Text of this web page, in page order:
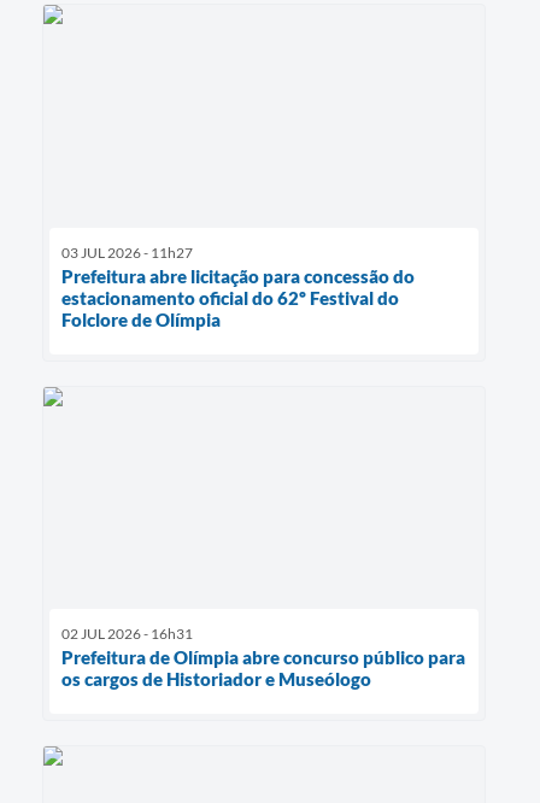
03 JUL 2026 - 11h27
Prefeitura abre licitação para concessão do
estacionamento oficial do 62º Festival do
Folclore de Olímpia
02 JUL 2026 - 16h31
Prefeitura de Olímpia abre concurso público para
os cargos de Historiador e Museólogo